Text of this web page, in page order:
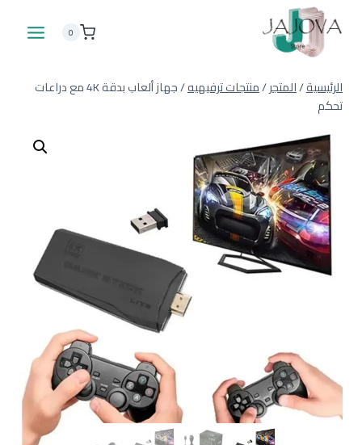
المحتوى
0
الرئيسية/المتجر/منتجات ترفيهيه/
جهاز ألعاب بدقة 4K مع دراعات
تحكم